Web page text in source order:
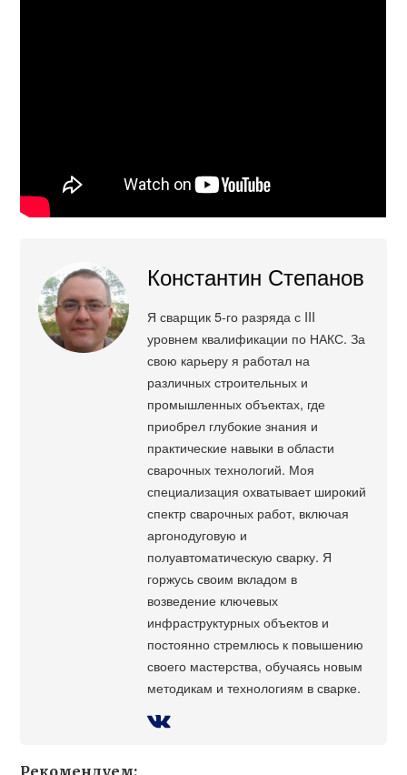
Константин Степанов
Я сварщик 5-го разряда с III
уровнем квалификации по НАКС. За
свою карьеру я работал на
различных строительных и
промышленных объектах, где
приобрел глубокие знания и
практические навыки в области
сварочных технологий. Моя
специализация охватывает широкий
спектр сварочных работ, включая
аргонодуговую и
полуавтоматическую сварку. Я
горжусь своим вкладом в
возведение ключевых
инфраструктурных объектов и
постоянно стремлюсь к повышению
своего мастерства, обучаясь новым
методикам и технологиям в сварке.